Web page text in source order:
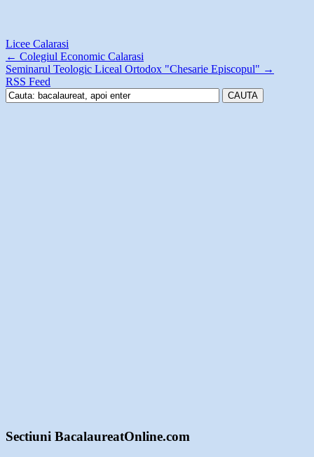
Licee Calarasi
← Colegiul Economic Calarasi
Seminarul Teologic Liceal Ortodox "Chesarie Episcopul" →
RSS Feed
Sectiuni BacalaureatOnline.com